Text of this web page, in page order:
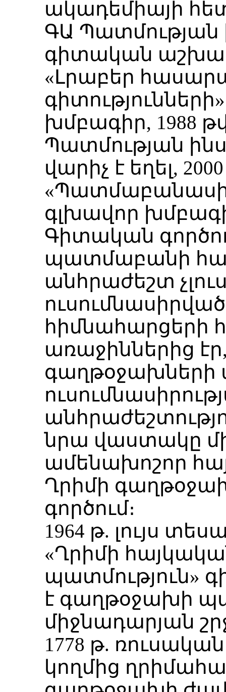
ակադեմիայի հետ.
ԳԱ
գիտական
«Լրաբեր
խմբագիր, 1988
Պատմության
վարիչ է եղել, 2000
գլխավոր
Գիտական
պատմաբանի
անհրաժեշտ
հիմնահարցերի
առաջիններից
գաղթօջախների
նրա վաստակը
ամենախոշոր
Ղրիմի
գործում։
1964 թ. լույս
«Ղրիմի
պատմություն»
է գաղթօջախի
միջնադարյան
1778 թ.
կողմից